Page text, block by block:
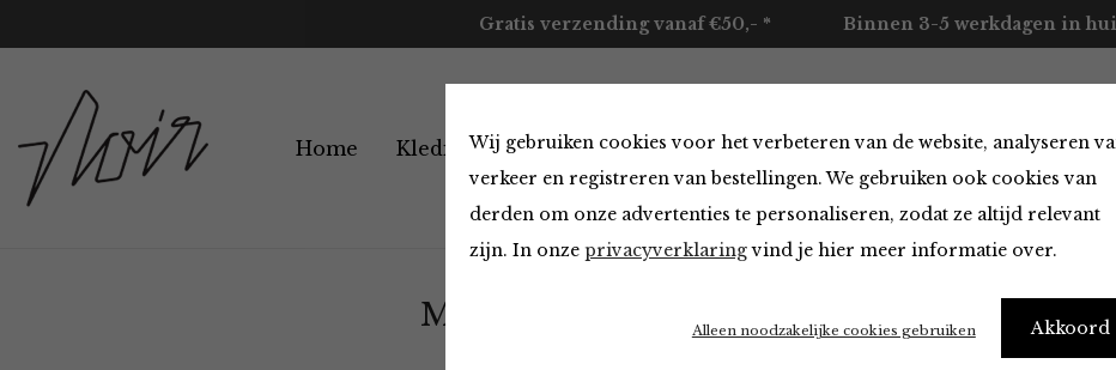
Wij gebruiken cookies voor het verbeteren van de website, analyseren
verkeer en registreren van bestellingen. We gebruiken ook cookies van
derden om onze advertenties te personaliseren, zodat ze altijd relevant
zijn. In onze privacyverklaringvind je hier meer informatie over.
Akkoord
Alleen noodzakelijke cookies gebruiken
Gratis verzending vanaf €50,- * Binnen 3-5 werkdagen in
Home Kleding Accessoires Merken Over ons Contact
Must Haves